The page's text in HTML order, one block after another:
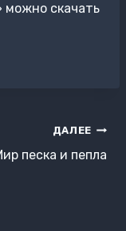
можно скачать
ДАЛЕЕ
песка и пепла